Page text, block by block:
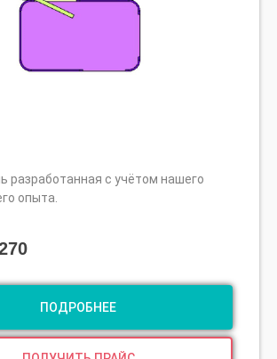
разработанная с учётом нашего
опыта.
ПОДРОБНЕЕ